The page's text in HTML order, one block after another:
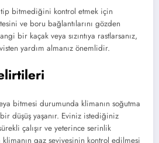
bitmediğini kontrol etmek için
ve boru bağlantılarını gözden
bir kaçak veya sızıntıya rastlarsanız,
yardım almanız önemlidir.
bitmesi durumunda klimanın soğutma
düşüş yaşanır. Eviniz istediğiniz
çalışır ve yeterince serinlik
gaz seviyesinin kontrol edilmesi